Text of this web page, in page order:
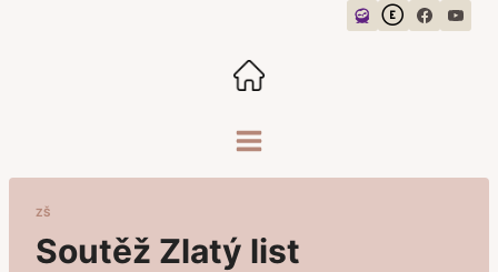
ZŠ
Soutěž Zlatý list